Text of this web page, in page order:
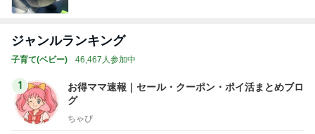
ジャンルランキング
子育て(ベビー) 46,467人参加中
1
お得ママ速報｜セール・クーポン・ポイ活まとめブロ
グ
ちゃぴ